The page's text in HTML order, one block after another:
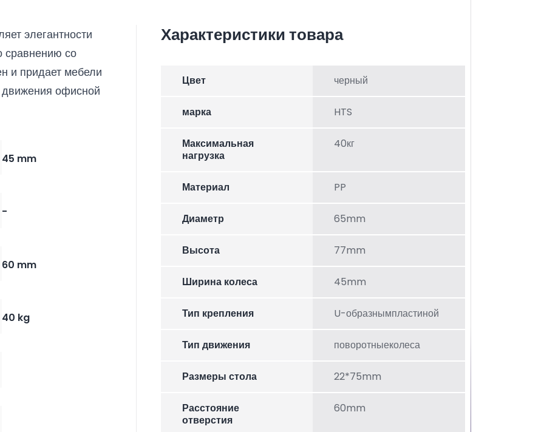
элегантности
сравнению со
и придает мебели
офисной
45 mm
-
60 mm
40 kg
Характеристики товара
Цвет черный
марка HTS
Максимальная
нагрузка
40кг
Материал PP
Диаметр 65mm
Высота 77mm
Ширина колеса 45mm
Тип крепления U-образнымпластиной
Тип движения поворотныеколеса
Размеры стола 22*75mm
Расстояние
отверстия
60mm